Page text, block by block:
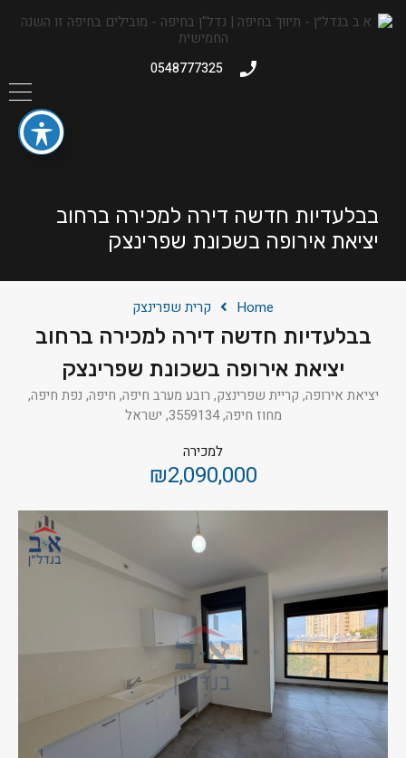
0548777325
בבלעדיות חדשה דירה למכירה ברחוב
יציאת אירופה בשכונת שפרינצק
Home קרית שפרינצק
בבלעדיות חדשה דירה למכירה ברחוב
יציאת אירופה בשכונת שפרינצק
יציאת אירופה, קריית שפרינצק, רובע מערב חיפה, חיפה, נפת חיפה,
מחוז חיפה, 3559134, ישראל
למכירה
₪2,090,000